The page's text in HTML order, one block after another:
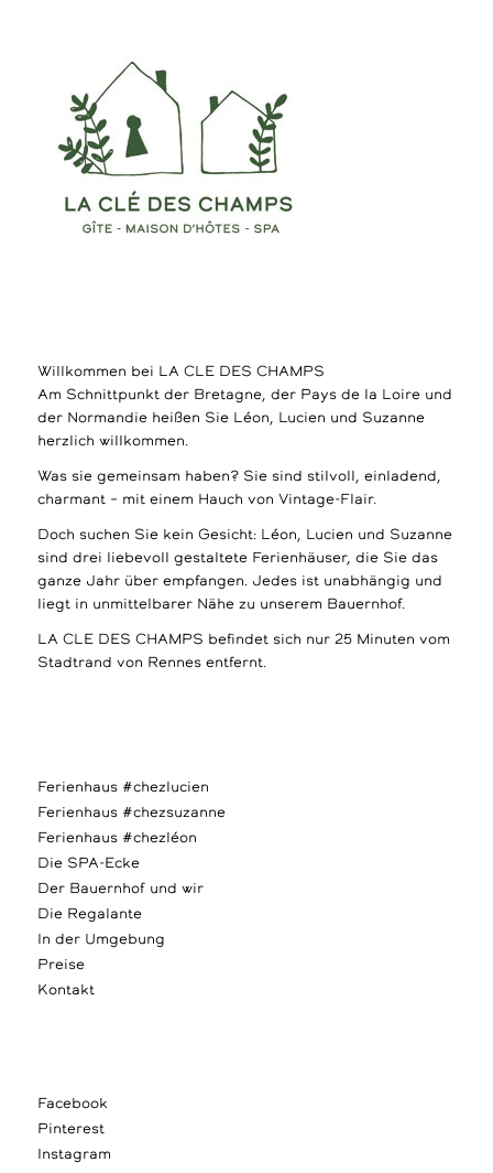
Willkommen bei LA CLE DES CHAMPS
Am Schnittpunkt der Bretagne, der Pays de la Loire und
der Normandie heißen Sie Léon, Lucien und Suzanne
herzlich willkommen.
Was sie gemeinsam haben? Sie sind stilvoll, einladend,
charmant – mit einem Hauch von Vintage-Flair.
Doch suchen Sie kein Gesicht: Léon, Lucien und Suzanne
sind drei liebevoll gestaltete Ferienhäuser, die Sie das
ganze Jahr über empfangen. Jedes ist unabhängig und
liegt in unmittelbarer Nähe zu unserem Bauernhof.
LA CLE DES CHAMPS befindet sich nur 25 Minuten vom
Stadtrand von Rennes entfernt.
Ferienhaus #chezlucien
Ferienhaus #chezsuzanne
Ferienhaus #chezléon
Die SPA-Ecke
Der Bauernhof und wir
Die Regalante
In der Umgebung
Preise
Kontakt
Facebook
Pinterest
Instagram